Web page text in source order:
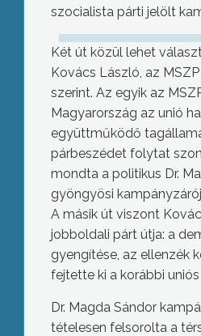
szocialista párti jelölt
Két út közül lehet
Kovács László, az
szerint. Az egyik az
Magyarország az unió
együttműködő
párbeszédet folytat
mondta a politikus Dr.
gyöngyösi
A másik út viszont
jobboldali párt útja: a
gyengítése, az ellenzék
fejtette ki a korábbi
Dr. Magda Sándor
tételesen felsorolta a